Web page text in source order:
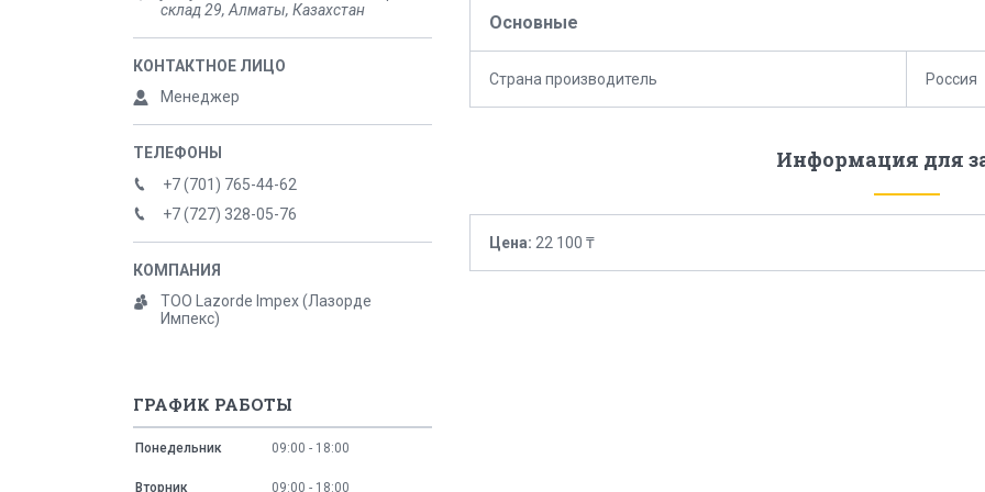
Основные
Страна производитель Россия
Информация для
Цена: 22 100 ₸
склад 29, Алматы, Казахстан
Менеджер
+7 (701) 765-44-62
+7 (727) 328-05-76
ТОО Lazorde Impex (Лазорде
Импекс)
ГРАФИК РАБОТЫ
Понедельник 09:00 18:00
Вторник 09:00 18:00